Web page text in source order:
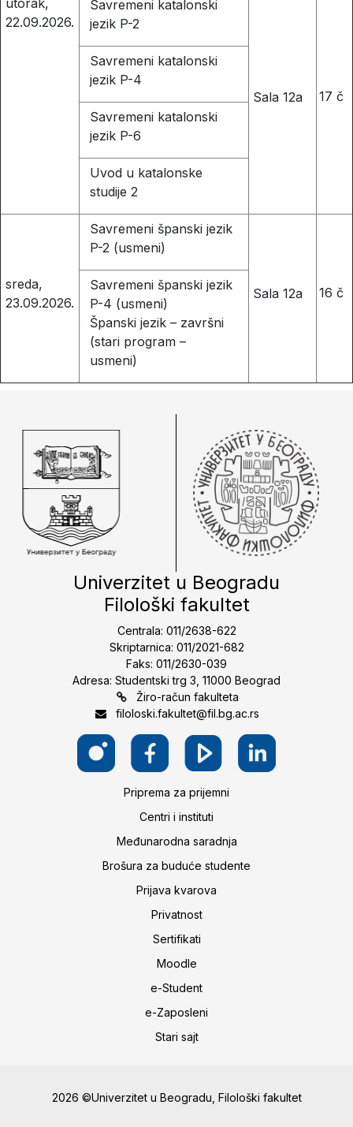
22.09.2026.
Savremeni katalonski
jezik P-2
Sala 12a 17 č
Savremeni katalonski
jezik P-4
Savremeni katalonski
jezik P-6
Uvod u katalonske
studije 2
sreda,
23.09.2026.
Savremeni španski jezik
P-2 (usmeni)
Sala 12a 16 č
Savremeni španski jezik
P-4 (usmeni)
Španski jezik – završni
(stari program –
usmeni)
Univerzitet u Beogradu
Filološki fakultet
Centrala: 011/2638-622
Skriptarnica: 011/2021-682
Faks: 011/2630-039
Adresa: Studentski trg 3, 11000 Beograd
Žiro-račun fakulteta
filoloski.fakultet@fil.bg.ac.rs
Priprema za prijemni
Centri i instituti
Međunarodna saradnja
Brošura za buduće studente
Prijava kvarova
Privatnost
Sertifikati
Moodle
e-Student
e-Zaposleni
Stari sajt
2026 ©Univerzitet u Beogradu, Filološki fakultet